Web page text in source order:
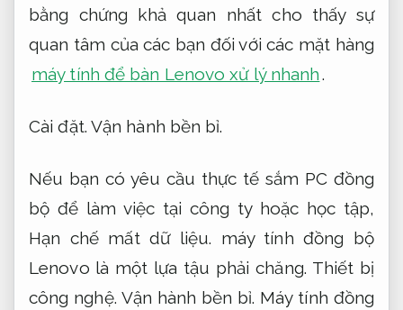
bằng chứng khả quan nhất cho thấy sự
quan tâm của các bạn đối với các mặt hàng
máy tính để bàn Lenovo xử lý nhanh .
Cài đặt. Vận hành bền bỉ.
Nếu bạn có yêu cầu thực tế sắm PC đồng
bộ để làm việc tại công ty hoặc học tập,
Hạn chế mất dữ liệu. máy tính đồng bộ
Lenovo là một lựa tậu phải chăng. Thiết bị
công nghệ. Vận hành bền bỉ. Máy tính đồng